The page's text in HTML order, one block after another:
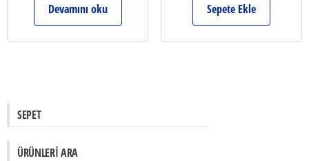
Devamını oku Sepete Ekle
SEPET
ÜRÜNLERI ARA